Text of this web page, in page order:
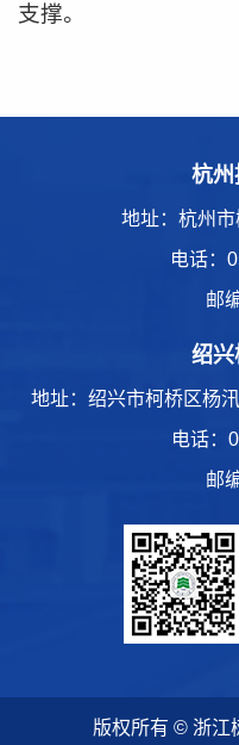
支撑。
杭州
地址：杭州
电话：
邮
绍兴
地址：绍兴市柯桥区杨
电话：
邮
版权所有 © 浙江